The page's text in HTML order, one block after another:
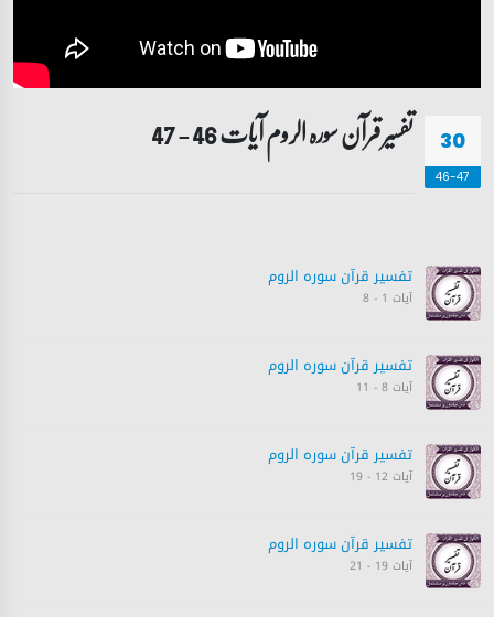
30
46-47
تفسیر قرآن سورہ ‎الروم‎ آیات 46 - 47
تفسیر قرآن سورہ ‎الروم‎
آیات 1 - 8
تفسیر قرآن سورہ ‎الروم‎
آیات 8 - 11
تفسیر قرآن سورہ ‎الروم‎
آیات 12 - 19
تفسیر قرآن سورہ ‎الروم‎
آیات 19 - 21